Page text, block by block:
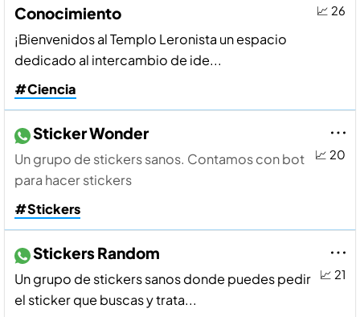
📈 26
Conocimiento
¡Bienvenidos al Templo Leronista un espacio
dedicado al intercambio de ide...
#Ciencia
📈 20
Sticker Wonder
Un grupo de stickers sanos. Contamos con bot
para hacer stickers
#Stickers
📈 21
Stickers Random
Un grupo de stickers sanos donde puedes pedir
el sticker que buscas y trata...